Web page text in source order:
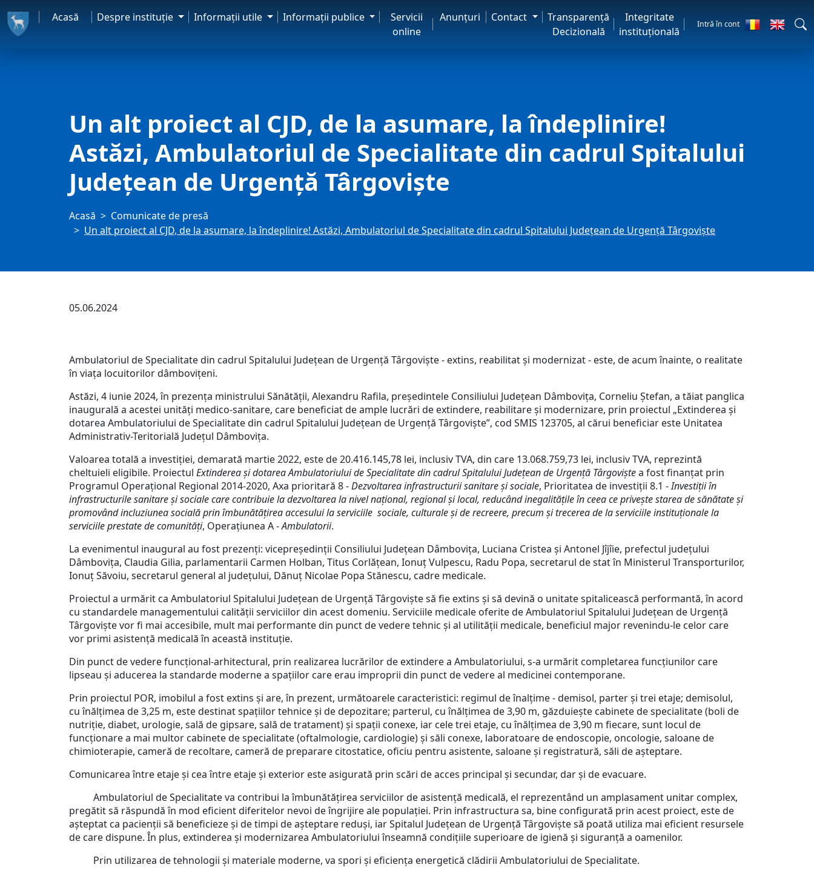
Acasă Despre instituţie Informaţii utile Informaţii publice
Servicii
online
Anunţuri Contact
Transparență
Decizională
Integritate
instituțională
Intră în cont
Un alt proiect al CJD, de la asumare, la îndeplinire!
Astăzi, Ambulatoriul de Specialitate din cadrul Spitalului
Județean de Urgență Târgoviște
Acasă
Comunicate de presă
Un alt proiect al CJD, de la asumare, la îndeplinire! Astăzi, Ambulatoriul de Specialitate din cadrul Spitalului Județean de Urgență Târgoviște
05.06.2024
Ambulatoriul de Specialitate din cadrul Spitalului Județean de Urgență Târgoviște - extins, reabilitat și modernizat - este, de acum înainte, o realitate
în viața locuitorilor dâmbovițeni.
Astăzi, 4 iunie 2024, în prezența ministrului Sănătății, Alexandru Rafila, președintele Consiliului Județean Dâmbovița, Corneliu Ștefan, a tăiat panglica
inaugurală a acestei unități medico-sanitare, care beneficiat de ample lucrări de extindere, reabilitare și modernizare, prin proiectul „Extinderea și
dotarea Ambulatoriului de Specialitate din cadrul Spitalului Județean de Urgență Târgoviște”, cod SMIS 123705, al cărui beneficiar este Unitatea
Administrativ-Teritorială Județul Dâmbovița.
Valoarea totală a investiției, demarată martie 2022, este de 20.416.145,78 lei, inclusiv TVA, din care 13.068.759,73 lei, inclusiv TVA, reprezintă
cheltuieli eligibile. Proiectul Extinderea și dotarea Ambulatoriului de Specialitate din cadrul Spitalului Județean de Urgență Târgoviștea fost finanțat prin
Programul Operațional Regional 2014-2020, Axa prioritară 8 -Dezvoltarea infrastructurii sanitare și sociale, Prioritatea de investiții 8.1 -Investiții în
infrastructurile sanitare și sociale care contribuie la dezvoltarea la nivel național, regional și local, reducând inegalitățile în ceea ce privește starea de sănătate și
promovând incluziunea socială prin îmbunătățirea accesului la serviciile sociale, culturale și de recreere, precum și trecerea de la serviciile instituționale la
serviciile prestate de comunități, Operațiunea A -Ambulatorii.
La evenimentul inaugural au fost prezenți: vicepreședinții Consiliului Județean Dâmbovița, Luciana Cristea și Antonel Jîjîie, prefectul județului
Dâmbovița, Claudia Gilia, parlamentarii Carmen Holban, Titus Corlățean, Ionuț Vulpescu, Radu Popa, secretarul de stat în Ministerul Transporturilor,
Ionuț Săvoiu, secretarul general al județului, Dănuț Nicolae Popa Stănescu, cadre medicale.
Proiectul a urmărit ca Ambulatoriul Spitalului Județean de Urgență Târgoviște să fie extins și să devină o unitate spitalicească performantă, în acord
cu standardele managementului calității serviciilor din acest domeniu. Serviciile medicale oferite de Ambulatoriul Spitalului Județean de Urgență
Târgoviște vor fi mai accesibile, mult mai performante din punct de vedere tehnic și al utilității medicale, beneficiul major revenindu-le celor care
vor primi asistență medicală în această instituție.
Din punct de vedere funcțional-arhitectural, prin realizarea lucrărilor de extindere a Ambulatoriului, s-a urmărit completarea funcțiunilor care
lipseau și aducerea la standarde moderne a spațiilor care erau improprii din punct de vedere al medicinei contemporane.
Prin proiectul POR, imobilul a fost extins și are, în prezent, următoarele caracteristici: regimul de înalțime - demisol, parter și trei etaje; demisolul,
cu înălțimea de 3,25 m, este destinat spațiilor tehnice și de depozitare; parterul, cu înălțimea de 3,90 m, găzduiește cabinete de specialitate (boli de
nutriție, diabet, urologie, sală de gipsare, sală de tratament) și spații conexe, iar cele trei etaje, cu înălțimea de 3,90 m fiecare, sunt locul de
funcționare a mai multor cabinete de specialitate (oftalmologie, cardiologie) și săli conexe, laboratoare de endoscopie, oncologie, saloane de
chimioterapie, cameră de recoltare, cameră de preparare citostatice, oficiu pentru asistente, saloane și registratură, săli de așteptare.
Comunicarea între etaje și cea între etaje și exterior este asigurată prin scări de acces principal și secundar, dar și de evacuare.
Ambulatoriul de Specialitate va contribui la îmbunătățirea serviciilor de asistență medicală, el reprezentând un amplasament unitar complex,
pregătit să răspundă în mod eficient diferitelor nevoi de îngrijire ale populației. Prin infrastructura sa, bine configurată prin acest proiect, este de
așteptat ca pacienții să beneficieze și de timpi de așteptare reduși, iar Spitalul Județean de Urgență Târgoviște să poată utiliza mai eficient resursele
de care dispune. În plus, extinderea și modernizarea Ambulatoriului înseamnă condițiile superioare de igienă și siguranță a oamenilor.
Prin utilizarea de tehnologii și materiale moderne, va spori și eficiența energetică clădirii Ambulatoriului de Specialitate.